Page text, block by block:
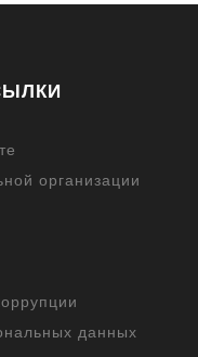
организации
данных